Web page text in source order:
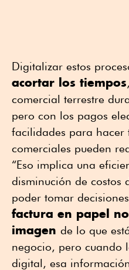
Digitalizar estos
acortar los tiempos
comercial terrestre
pero con los pagos
facilidades para hacer
comerciales pueden
“Eso implica una
disminución de costos
poder tomar
factura en papel
imagen de lo que
negocio, pero cuando
digital, esa